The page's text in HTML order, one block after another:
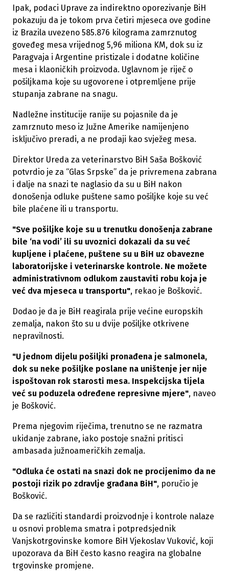
Ipak, podaci Uprave za indirektno oporezivanje BiH
pokazuju da je tokom prva četiri mjeseca ove godine
iz Brazila uvezeno 585.876 kilograma zamrznutog
goveđeg mesa vrijednog 5,96 miliona KM, dok su iz
Paragvaja i Argentine pristizale i dodatne količine
mesa i klaoničkih proizvoda. Uglavnom je riječ o
pošiljkama koje su ugovorene i otpremljene prije
stupanja zabrane na snagu.
Nadležne institucije ranije su pojasnile da je
zamrznuto meso iz Južne Amerike namijenjeno
isključivo preradi, a ne prodaji kao svježeg mesa.
Direktor Ureda za veterinarstvo BiH Saša Bošković
potvrdio je za “Glas Srpske” da je privremena zabrana
i dalje na snazi te naglasio da su u BiH nakon
donošenja odluke puštene samo pošiljke koje su već
bile plaćene ili u transportu.
"Sve pošiljke koje su u trenutku donošenja zabrane
bile ‘na vodi’ ili su uvoznici dokazali da su već
kupljene i plaćene, puštene su u BiH uz obavezne
laboratorijske i veterinarske kontrole. Ne možete
administrativnom odlukom zaustaviti robu koja je
već dva mjeseca u transportu", rekao je Bošković.
Dodao je da je BiH reagirala prije većine europskih
zemalja, nakon što su u dvije pošiljke otkrivene
nepravilnosti.
"U jednom dijelu pošiljki pronađena je salmonela,
dok su neke pošiljke poslane na uništenje jer nije
ispoštovan rok starosti mesa. Inspekcijska tijela
već su poduzela određene represivne mjere", naveo
je Bošković.
Prema njegovim riječima, trenutno se ne razmatra
ukidanje zabrane, iako postoje snažni pritisci
ambasada južnoameričkih zemalja.
"Odluka će ostati na snazi dok ne procijenimo da ne
postoji rizik po zdravlje građana BiH", poručio je
Bošković.
Da se različiti standardi proizvodnje i kontrole nalaze
u osnovi problema smatra i potpredsjednik
Vanjskotrgovinske komore BiH Vjekoslav Vuković, koji
upozorava da BiH često kasno reagira na globalne
trgovinske promjene.